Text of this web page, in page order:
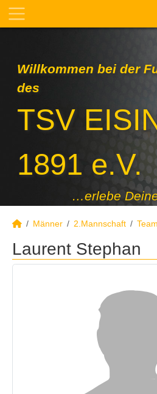
Willkommen bei der
des
TSV
1891 e.V.
…erlebe
Männer 2.Mannschaft Team
Laurent Stephan